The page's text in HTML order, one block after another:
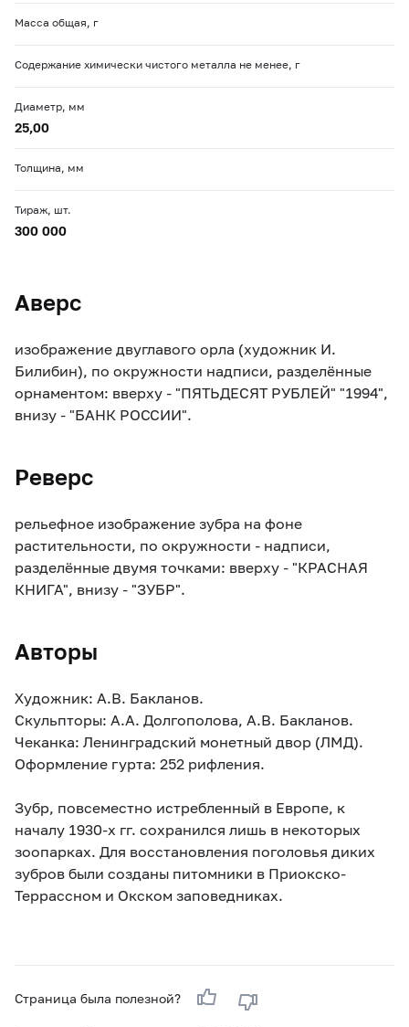
Масса общая, г
Содержание химически чистого металла не менее, г
Диаметр, мм
25,00
Толщина, мм
Тираж, шт.
300 000
Аверс
изображение двуглавого орла (художник И.
Билибин), по окружности надписи, разделённые
орнаментом: вверху - "ПЯТЬДЕСЯТ РУБЛЕЙ" "1994",
внизу - "БАНК РОССИИ".
Реверс
рельефное изображение зубра на фоне
растительности, по окружности - надписи,
разделённые двумя точками: вверху - "КРАСНАЯ
КНИГА", внизу - "ЗУБР".
Авторы
Художник: А.В. Бакланов.
Скульпторы: А.А. Долгополова, А.В. Бакланов.
Чеканка: Ленинградский монетный двор (ЛМД).
Оформление гурта: 252 рифления.
Зубр, повсеместно истребленный в Европе, к
началу 1930-х гг. сохранился лишь в некоторых
зоопарках. Для восстановления поголовья диких
зубров были созданы питомники в Приокско-
Террассном и Окском заповедниках.
Страница была полезной?